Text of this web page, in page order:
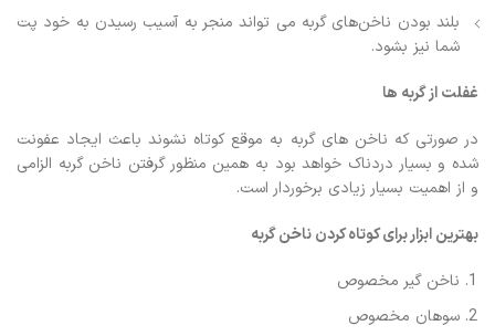
بلند بودن ناخن‌های گربه می ‌تواند منجر به آسیب رسیدن به خود پت
شما نیز بشود.
غفلت از گربه ها
در صورتی که ناخن های گربه به موقع کوتاه نشوند باعث ایجاد عفونت
شده و بسیار دردناک خواهد بود به همین منظور گرفتن ناخن گربه الزامی
و از اهمیت بسیار زیادی برخوردار است.
بهترین ابزار برای کوتاه کردن ناخن گربه
ناخن گیر مخصوص
سوهان مخصوص